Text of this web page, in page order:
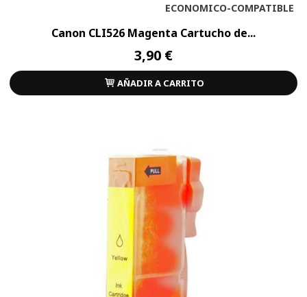
ECONOMICO-COMPATIBLE
Canon CLI526 Magenta Cartucho de...
3,90 €
AÑADIR A CARRITO